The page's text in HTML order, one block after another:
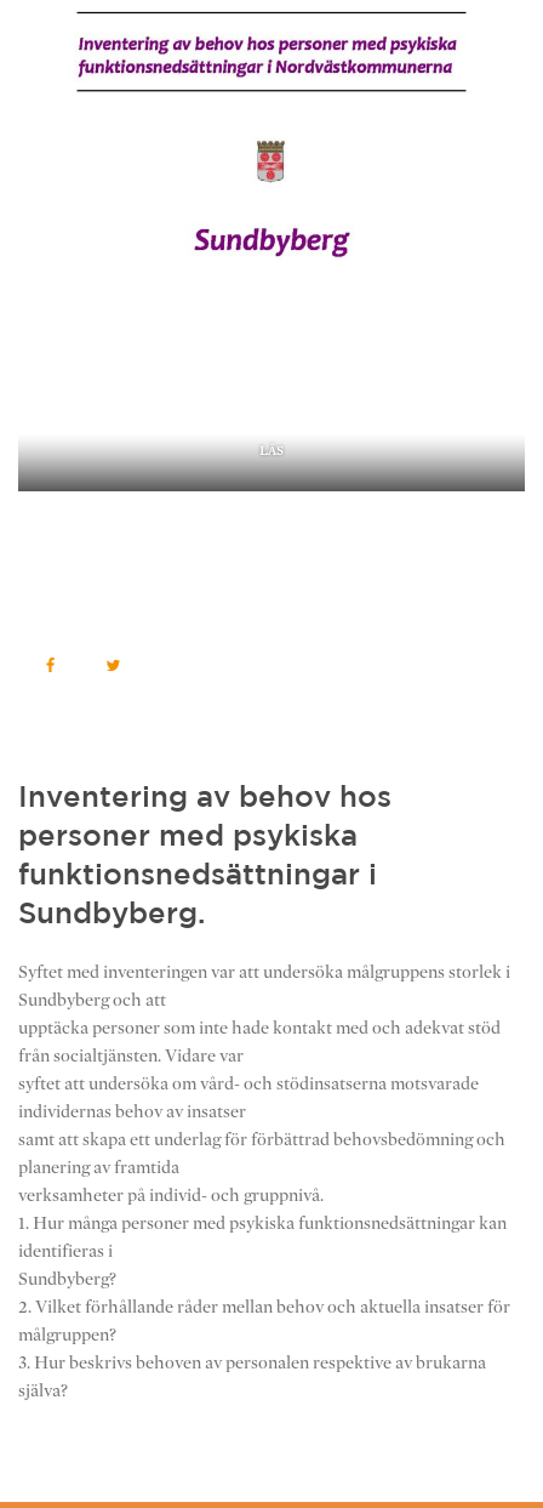
LÄS
Inventering av behov hos
personer med psykiska
funktionsnedsättningar i
Sundbyberg.
Syftet med inventeringen var att undersöka målgruppens storlek i
Sundbyberg och att
upptäcka personer som inte hade kontakt med och adekvat stöd
från socialtjänsten. Vidare var
syftet att undersöka om vård- och stödinsatserna motsvarade
individernas behov av insatser
samt att skapa ett underlag för förbättrad behovsbedömning och
planering av framtida
verksamheter på individ- och gruppnivå.
1. Hur många personer med psykiska funktionsnedsättningar kan
identifieras i
Sundbyberg?
2. Vilket förhållande råder mellan behov och aktuella insatser för
målgruppen?
3. Hur beskrivs behoven av personalen respektive av brukarna
själva?